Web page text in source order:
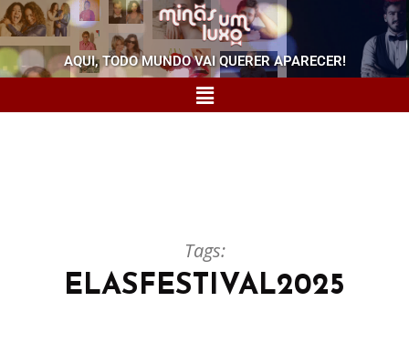
AQUI, TODO MUNDO VAI QUERER APARECER!
Tags:
ELASFESTIVAL2025